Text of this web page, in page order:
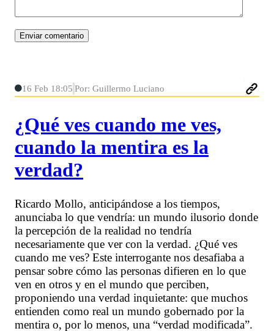
16 Feb 18:05 Por: Guillermo Luciano
¿Qué ves cuando me ves,
cuando la mentira es la
verdad?
Ricardo Mollo, anticipándose a los tiempos,
anunciaba lo que vendría: un mundo ilusorio donde
la percepción de la realidad no tendría
necesariamente que ver con la verdad. ¿Qué ves
cuando me ves? Este interrogante nos desafiaba a
pensar sobre cómo las personas difieren en lo que
ven en otros y en el mundo que perciben,
proponiendo una verdad inquietante: que muchos
entienden como real un mundo gobernado por la
mentira o, por lo menos, una “verdad modificada”.